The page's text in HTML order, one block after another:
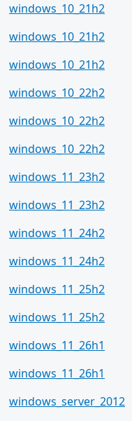
windows_10_21h2
windows_10_21h2
windows_10_21h2
windows_10_22h2
windows_10_22h2
windows_10_22h2
windows_11_23h2
windows_11_23h2
windows_11_24h2
windows_11_24h2
windows_11_25h2
windows_11_25h2
windows_11_26h1
windows_11_26h1
windows_server_2012